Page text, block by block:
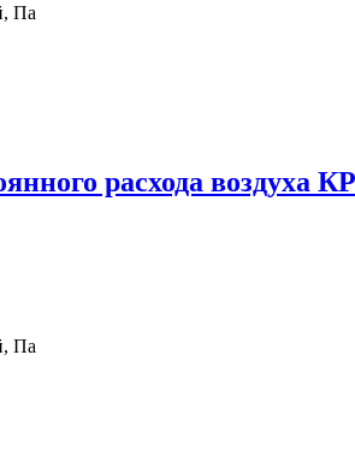
Па
расхода воздуха
Па